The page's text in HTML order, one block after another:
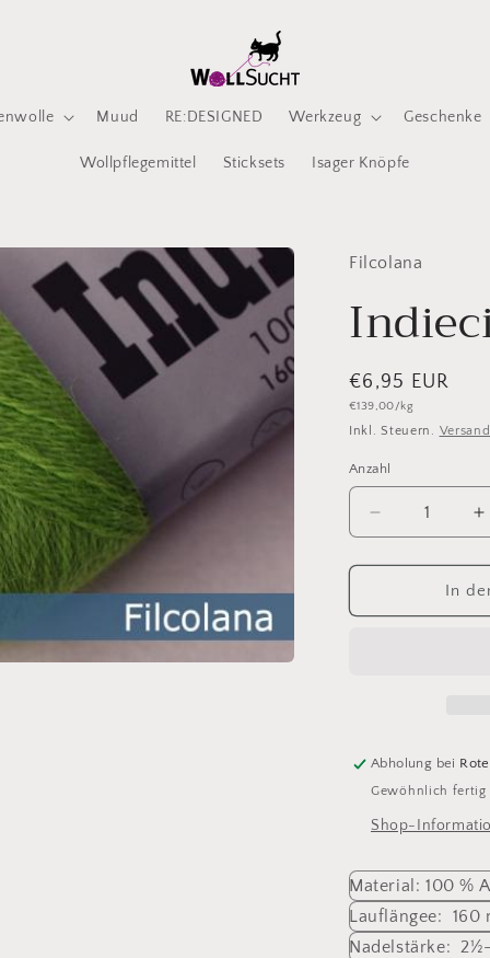
Muud RE:DESIGNED Werkzeug Geschenke
Wollpflegemittel Sticksets Isager Knöpfe
Filcolana
Normaler
Preis
€6,95 EUR
Grundpreis
€139,00/kg
Inkl. Steuern. Versand
Anzahl
Anzahl
Verringere
die
Menge
Indiecita
In
Abholung bei
Gewöhnlich fertig
Shop-
Material: 100 %
Lauflängee: 160
Nadelstärke: